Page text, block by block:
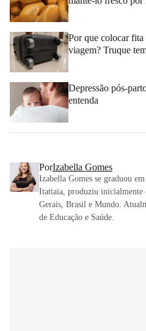
Por que colocar fita
viagem? Truque
Depressão pós-
entenda
PorIzabella Gomes
Izabella Gomes se graduou
Itatiaia, produziu inicialmente
Gerais, Brasil e Mundo.
de Educação e Saúde.